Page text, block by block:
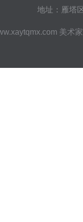
地址：雁塔
美术